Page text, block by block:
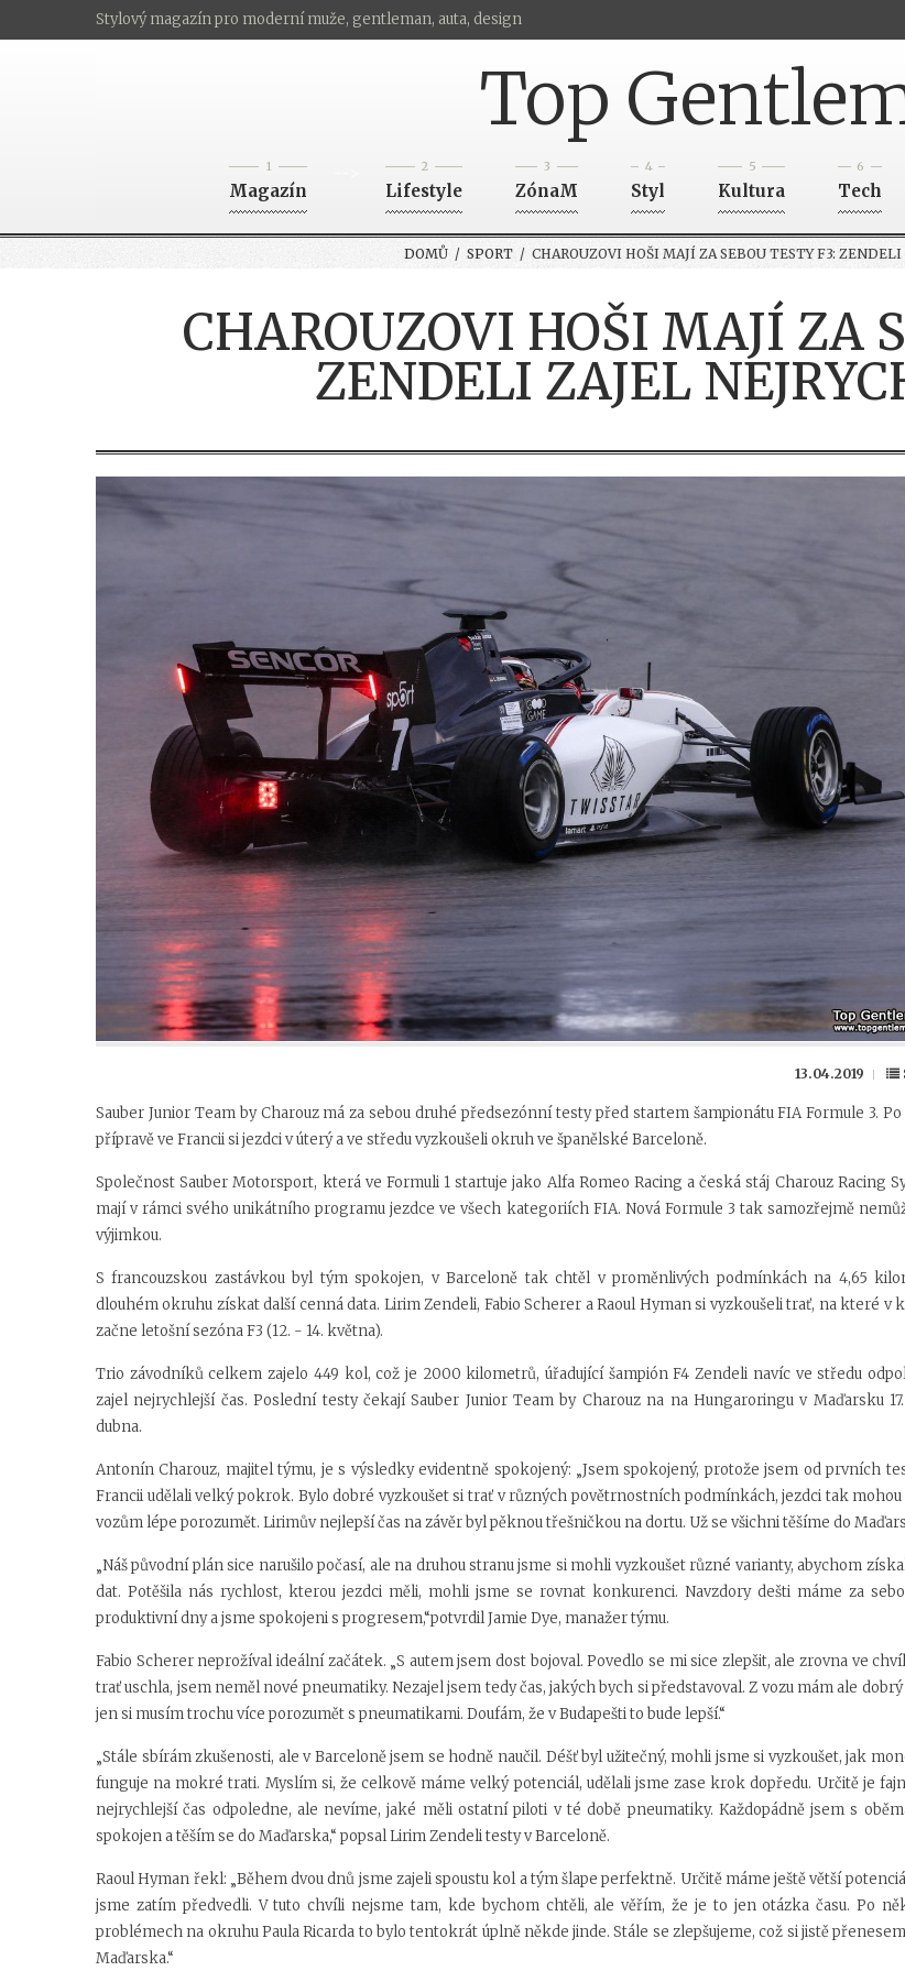
Stylový magazín pro moderní muže, gentleman, auta, design
Top
1
Magazín
2
Lifestyle
3
ZónaM
4
Styl
5
Kultura
6
Tech
DOMŮ / SPORT / CHAROUZOVI HOŠI MAJÍ ZA SEBOU TESTY F3: ZENDELI
CHAROUZOVI HOŠI MAJÍ ZA
ZENDELI ZAJEL
13.04.2019
Sauber Junior Team by Charouz má za sebou druhé předsezónní testy před startem šampionátu FIA Formule 3.
přípravě ve Francii si jezdci v úterý a ve středu vyzkoušeli okruh ve španělské Barceloně.
Společnost Sauber Motorsport, která ve Formuli 1 startuje jako Alfa Romeo Racing a česká stáj Charouz Racing
mají v rámci svého unikátního programu jezdce ve všech kategoriích FIA. Nová Formule 3 tak samozřejmě
výjimkou.
S francouzskou zastávkou byl tým spokojen, v Barceloně tak chtěl v proměnlivých podmínkách na 4,65
dlouhém okruhu získat další cenná data. Lirim Zendeli, Fabio Scherer a Raoul Hyman si vyzkoušeli trať, na které v
začne letošní sezóna F3 (12. - 14. května).
Trio závodníků celkem zajelo 449 kol, což je 2000 kilometrů, úřadující šampión F4 Zendeli navíc ve středu
zajel nejrychlejší čas. Poslední testy čekají Sauber Junior Team by Charouz na na Hungaroringu v Maďarsku
dubna.
Antonín Charouz, majitel týmu, je s výsledky evidentně spokojený: „Jsem spokojený, protože jsem od prvních
Francii udělali velký pokrok. Bylo dobré vyzkoušet si trať v různých povětrnostních podmínkách, jezdci tak
vozům lépe porozumět. Lirimův nejlepší čas na závěr byl pěknou třešničkou na dortu. Už se všichni těšíme do
„Náš původní plán sice narušilo počasí, ale na druhou stranu jsme si mohli vyzkoušet různé varianty, abychom
dat. Potěšila nás rychlost, kterou jezdci měli, mohli jsme se rovnat konkurenci. Navzdory dešti máme za
produktivní dny a jsme spokojeni s progresem,“potvrdil Jamie Dye, manažer týmu.
Fabio Scherer neprožíval ideální začátek. „S autem jsem dost bojoval. Povedlo se mi sice zlepšit, ale zrovna ve
trať uschla, jsem neměl nové pneumatiky. Nezajel jsem tedy čas, jakých bych si představoval. Z vozu mám ale dobrý
jen si musím trochu více porozumět s pneumatikami. Doufám, že v Budapešti to bude lepší.“
„Stále sbírám zkušenosti, ale v Barceloně jsem se hodně naučil. Déšť byl užitečný, mohli jsme si vyzkoušet, jak
funguje na mokré trati. Myslím si, že celkově máme velký potenciál, udělali jsme zase krok dopředu. Určitě je
nejrychlejší čas odpoledne, ale nevíme, jaké měli ostatní piloti v té době pneumatiky. Každopádně jsem s
spokojen a těším se do Maďarska,“ popsal Lirim Zendeli testy v Barceloně.
Raoul Hyman řekl: „Během dvou dnů jsme zajeli spoustu kol a tým šlape perfektně. Určitě máme ještě větší
jsme zatím předvedli. V tuto chvíli nejsme tam, kde bychom chtěli, ale věřím, že je to jen otázka času. Po
problémech na okruhu Paula Ricarda to bylo tentokrát úplně někde jinde. Stále se zlepšujeme, což si jistě
Maďarska.“